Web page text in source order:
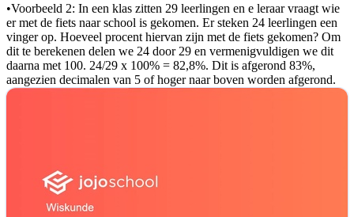
•Voorbeeld 2: In een klas zitten 29 leerlingen en e leraar vraagt wie
er met de fiets naar school is gekomen. Er steken 24 leerlingen een
vinger op. Hoeveel procent hiervan zijn met de fiets gekomen? Om
dit te berekenen delen we 24 door 29 en vermenigvuldigen we dit
daarna met 100. 24/29 x 100% = 82,8%. Dit is afgerond 83%,
aangezien decimalen van 5 of hoger naar boven worden afgerond.